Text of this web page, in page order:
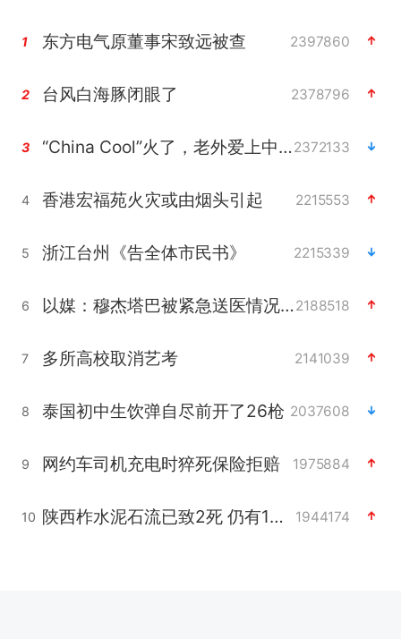
1 东方电气原董事宋致远被查 2397860
2 台风白海豚闭眼了 2378796
3 “China Cool”火了，老外爱上中国避暑游2372133
4 香港宏福苑火灾或由烟头引起 2215553
5 浙江台州《告全体市民书》 2215339
6 以媒：穆杰塔巴被紧急送医情况危急2188518
7 多所高校取消艺考 2141039
8 泰国初中生饮弹自尽前开了26枪 2037608
9 网约车司机充电时猝死保险拒赔 1975884
10 陕西柞水泥石流已致2死 仍有1人失联 1944174